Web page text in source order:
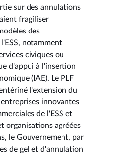
sur des annulations
fragiliser
des
notamment
civiques ou
d'appui à l'insertion
(IAE). Le PLF
l'extension du
innovantes
de l'ESS et
organisations agréées
le Gouvernement, par
de gel et d'annulation